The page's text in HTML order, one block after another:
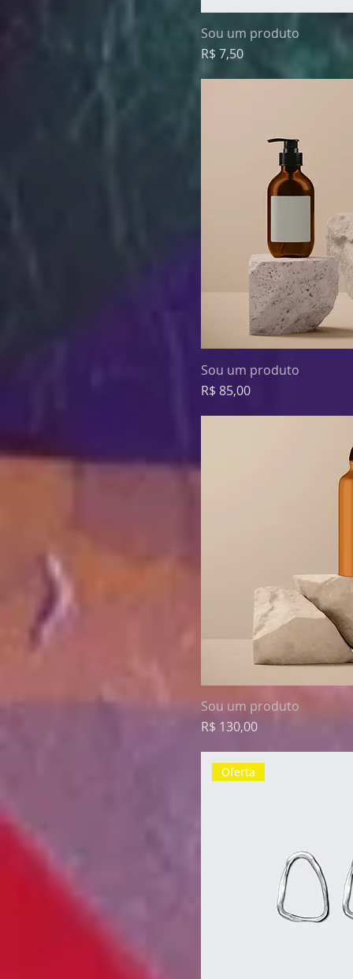
Sou um produto
Preço
R$ 7,50
Sou um produto
Preço
R$ 85,00
Sou um produto
Preço
R$ 130,00
Oferta